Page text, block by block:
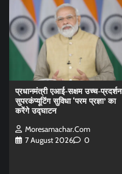
प्रधानमंत्री एआई-सक्षम उच्च-प्रदर्शन
सुपरकंप्यूटिंग सुविधा ‘परम प्रज्ञा’ का
करेंगे उद्घाटन
Moresamachar.com
7 August 2026
0